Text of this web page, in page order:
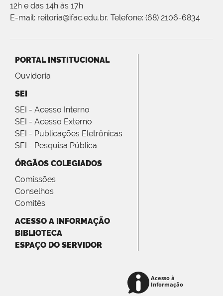
12h e das 14h às 17h
E-mail: reitoria@ifac.edu.br. Telefone: (68) 2106-6834
PORTAL INSTITUCIONAL
Ouvidoria
SEI
SEI - Acesso Interno
SEI - Acesso Externo
SEI - Publicações Eletrônicas
SEI - Pesquisa Pública
ÓRGÃOS COLEGIADOS
Comissões
Conselhos
Comitês
ACESSO A INFORMAÇÃO
BIBLIOTECA
ESPAÇO DO SERVIDOR